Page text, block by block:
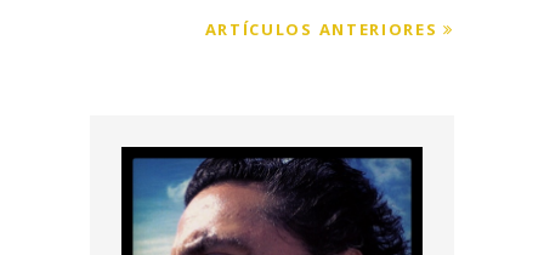
ARTÍCULOS ANTERIORES